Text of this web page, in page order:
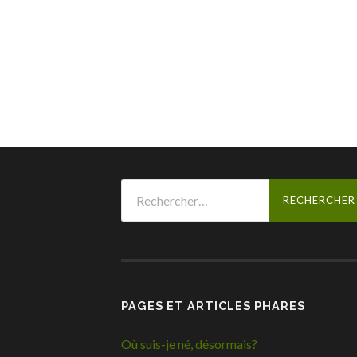
PAGES ET ARTICLES PHARES
Où suis-je né, désormais?